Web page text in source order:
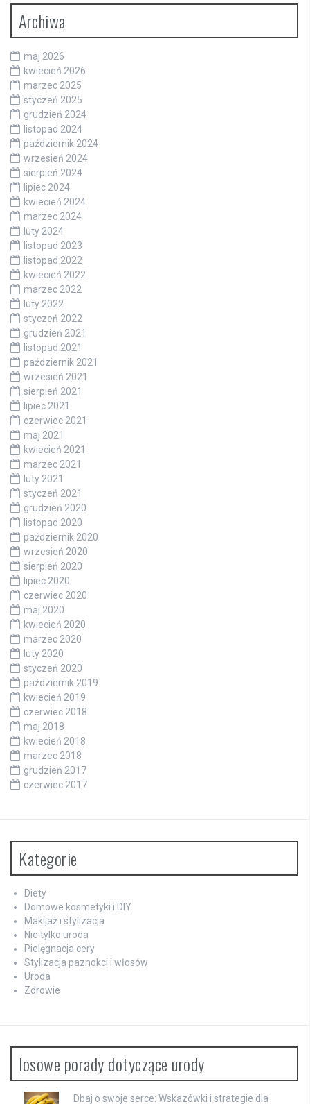
Archiwa
maj 2026
kwiecień 2026
marzec 2025
styczeń 2025
grudzień 2024
listopad 2024
październik 2024
wrzesień 2024
sierpień 2024
lipiec 2024
kwiecień 2024
marzec 2024
luty 2024
listopad 2023
listopad 2022
kwiecień 2022
marzec 2022
luty 2022
styczeń 2022
grudzień 2021
listopad 2021
październik 2021
wrzesień 2021
sierpień 2021
lipiec 2021
czerwiec 2021
maj 2021
kwiecień 2021
marzec 2021
luty 2021
styczeń 2021
grudzień 2020
listopad 2020
październik 2020
wrzesień 2020
sierpień 2020
lipiec 2020
czerwiec 2020
maj 2020
kwiecień 2020
marzec 2020
luty 2020
styczeń 2020
październik 2019
kwiecień 2019
czerwiec 2018
maj 2018
kwiecień 2018
marzec 2018
grudzień 2017
czerwiec 2017
Kategorie
Diety
Domowe kosmetyki i DIY
Makijaż i stylizacja
Nie tylko uroda
Pielęgnacja cery
Stylizacja paznokci i włosów
Uroda
Zdrowie
losowe porady dotyczące urody
Dbaj o swoje serce: Wskazówki i strategie dla